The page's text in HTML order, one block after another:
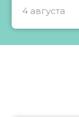
4 августа